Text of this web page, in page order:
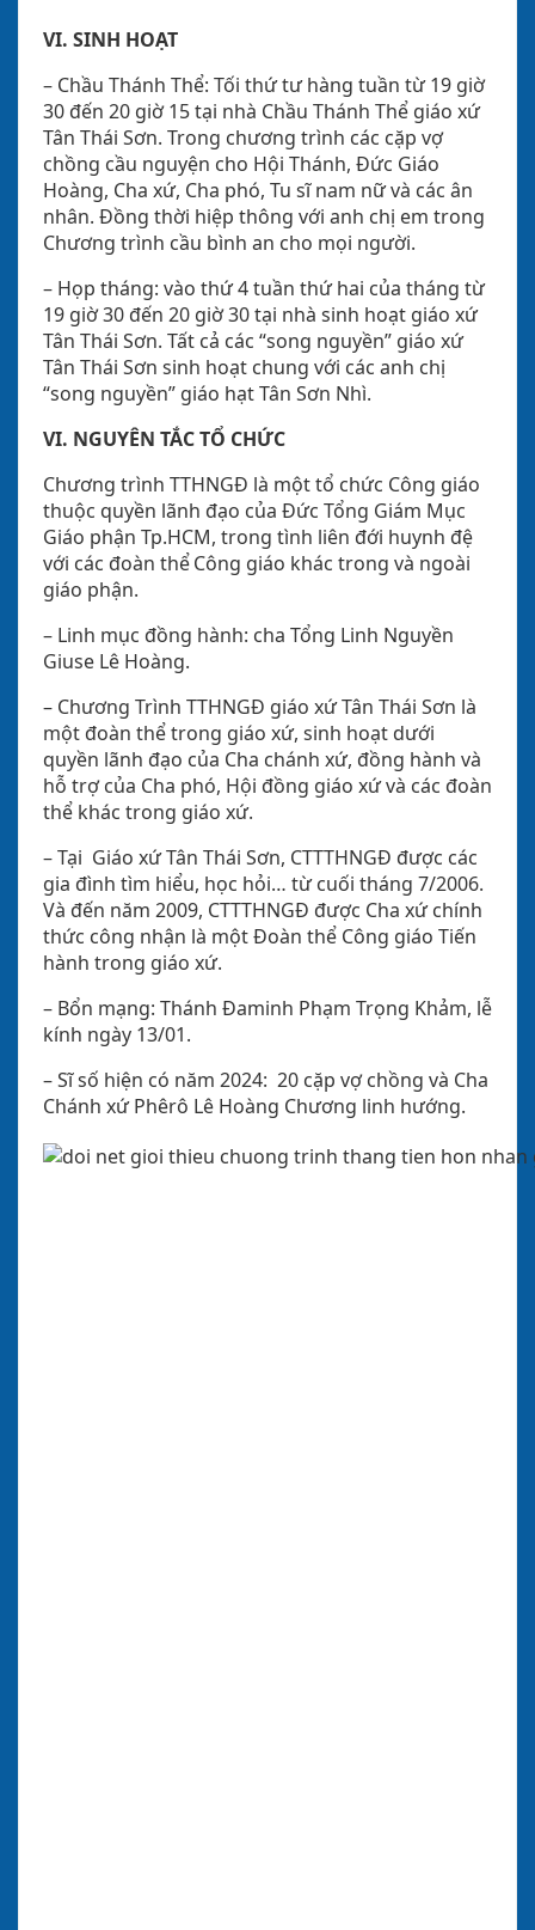
VI. SINH HOẠT
– Chầu Thánh Thể: Tối thứ tư hàng tuần từ 19 giờ
30 đến 20 giờ 15 tại nhà Chầu Thánh Thể giáo xứ
Tân Thái Sơn. Trong chương trình các cặp vợ
chồng cầu nguyện cho Hội Thánh, Đức Giáo
Hoàng, Cha xứ, Cha phó, Tu sĩ nam nữ và các ân
nhân. Đồng thời hiệp thông với anh chị em trong
Chương trình cầu bình an cho mọi người.
– Họp tháng: vào thứ 4 tuần thứ hai của tháng từ
19 giờ 30 đến 20 giờ 30 tại nhà sinh hoạt giáo xứ
Tân Thái Sơn. Tất cả các “song nguyền” giáo xứ
Tân Thái Sơn sinh hoạt chung với các anh chị
“song nguyền” giáo hạt Tân Sơn Nhì.
VI. NGUYÊN TẮC TỔ CHỨC
Chương trình TTHNGĐ là một tổ chức Công giáo
thuộc quyền lãnh đạo của Đức Tổng Giám Mục
Giáo phận Tp.HCM, trong tình liên đới huynh đệ
với các đoàn thể Công giáo khác trong và ngoài
giáo phận.
– Linh mục đồng hành: cha Tổng Linh Nguyền
Giuse Lê Hoàng.
– Chương Trình TTHNGĐ giáo xứ Tân Thái Sơn là
một đoàn thể trong giáo xứ, sinh hoạt dưới
quyền lãnh đạo của Cha chánh xứ, đồng hành và
hỗ trợ của Cha phó, Hội đồng giáo xứ và các đoàn
thể khác trong giáo xứ.
– Tại Giáo xứ Tân Thái Sơn, CTTTHNGĐ được các
gia đình tìm hiểu, học hỏi… từ cuối tháng 7/2006.
Và đến năm 2009, CTTTHNGĐ được Cha xứ chính
thức công nhận là một Đoàn thể Công giáo Tiến
hành trong giáo xứ.
– Bổn mạng: Thánh Đaminh Phạm Trọng Khảm, lễ
kính ngày 13/01.
– Sĩ số hiện có năm 2024: 20 cặp vợ chồng và Cha
Chánh xứ Phêrô Lê Hoàng Chương linh hướng.